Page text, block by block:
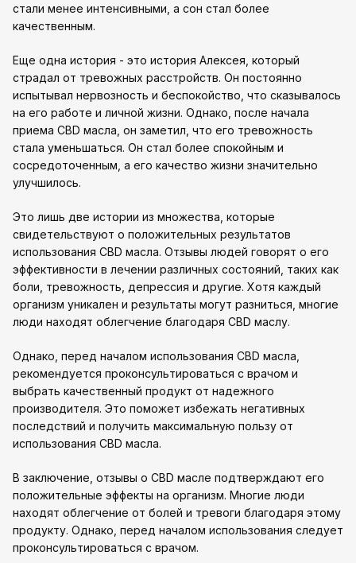
стали менее интенсивными, а сон стал более
качественным.
Еще одна история - это история Алексея, который
страдал от тревожных расстройств. Он постоянно
испытывал нервозность и беспокойство, что сказывалось
на его работе и личной жизни. Однако, после начала
приема CBD масла, он заметил, что его тревожность
стала уменьшаться. Он стал более спокойным и
сосредоточенным, а его качество жизни значительно
улучшилось.
Это лишь две истории из множества, которые
свидетельствуют о положительных результатов
использования CBD масла. Отзывы людей говорят о его
эффективности в лечении различных состояний, таких как
боли, тревожность, депрессия и другие. Хотя каждый
организм уникален и результаты могут разниться, многие
люди находят облегчение благодаря CBD маслу.
Однако, перед началом использования CBD масла,
рекомендуется проконсультироваться с врачом и
выбрать качественный продукт от надежного
производителя. Это поможет избежать негативных
последствий и получить максимальную пользу от
использования CBD масла.
В заключение, отзывы о CBD масле подтверждают его
положительные эффекты на организм. Многие люди
находят облегчение от болей и тревоги благодаря этому
продукту. Однако, перед началом использования следует
проконсультироваться с врачом.